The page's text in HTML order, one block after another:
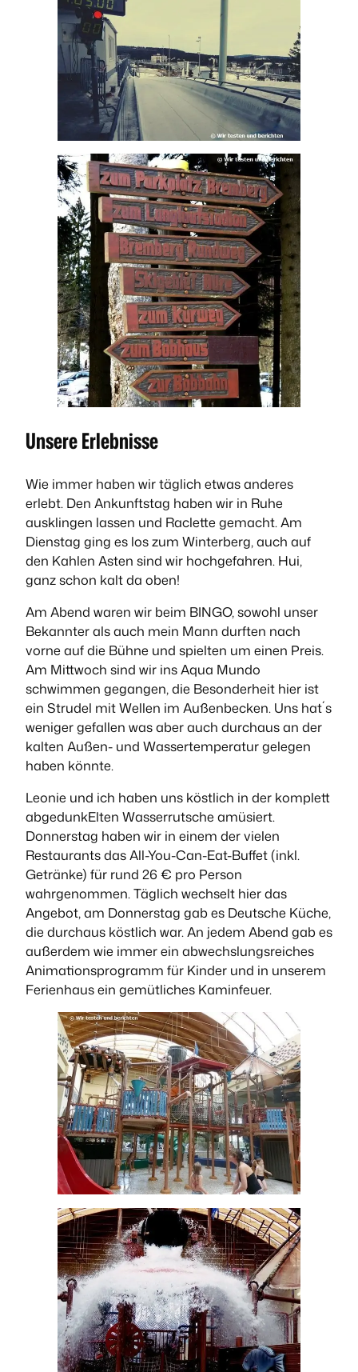
Unsere Erlebnisse
Wie immer haben wir täglich etwas anderes
erlebt. Den Ankunftstag haben wir in Ruhe
ausklingen lassen und Raclette gemacht. Am
Dienstag ging es los zum Winterberg, auch auf
den Kahlen Asten sind wir hochgefahren. Hui,
ganz schon kalt da oben!
Am Abend waren wir beim BINGO, sowohl unser
Bekannter als auch mein Mann durften nach
vorne auf die Bühne und spielten um einen Preis.
Am Mittwoch sind wir ins Aqua Mundo
schwimmen gegangen, die Besonderheit hier ist
ein Strudel mit Wellen im Außenbecken. Uns hat´s
weniger gefallen was aber auch durchaus an der
kalten Außen- und Wassertemperatur gelegen
haben könnte.
Leonie und ich haben uns köstlich in der komplett
abgedunkElten Wasserrutsche amüsiert.
Donnerstag haben wir in einem der vielen
Restaurants das All-You-Can-Eat-Buffet (inkl.
Getränke) für rund 26 € pro Person
wahrgenommen. Täglich wechselt hier das
Angebot, am Donnerstag gab es Deutsche Küche,
die durchaus köstlich war. An jedem Abend gab es
außerdem wie immer ein abwechslungsreiches
Animationsprogramm für Kinder und in unserem
Ferienhaus ein gemütliches Kaminfeuer.